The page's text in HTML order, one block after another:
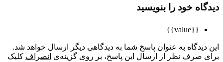
خود را بنویسید
به عنوان پاسخ شما به دیدگاهی دیگر ارسال خواهد شد.
صرف نظر از ارسال این پاسخ، بر روی گزینه‌ی انصرافکلیک